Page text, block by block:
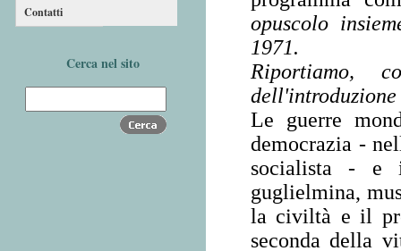
Contatti
Cerca nel sito
opuscolo
1971.
Riportiamo,
Le guerre
democrazia -
socialista - e
guglielmina,
la civiltà e il
seconda della